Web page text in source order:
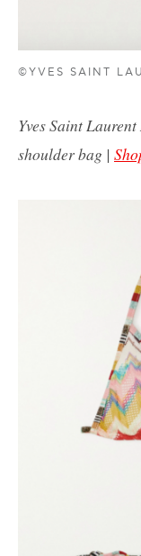
©YVES SAINT
Yves Saint
shoulder bag |